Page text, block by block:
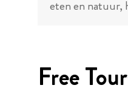
eten en natuur,
Free